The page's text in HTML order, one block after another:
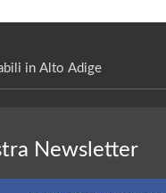
in Alto Adige
Newsletter